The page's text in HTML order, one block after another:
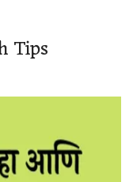
Tips